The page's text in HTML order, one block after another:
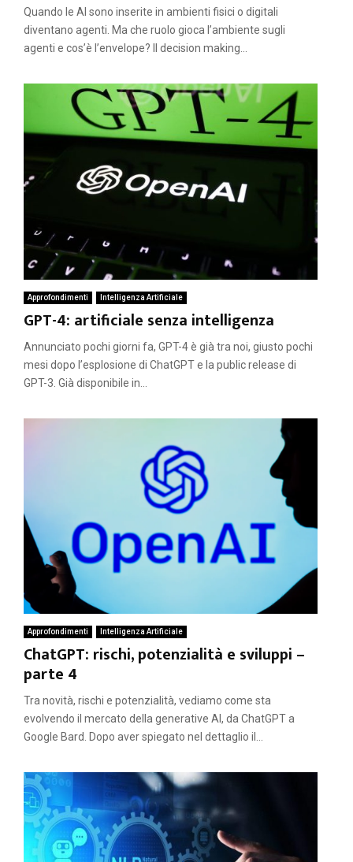
Quando le AI sono inserite in ambienti fisici o digitali
diventano agenti. Ma che ruolo gioca l’ambiente sugli
agenti e cos’è l’envelope? Il decision making...
Approfondimenti Intelligenza Artificiale
GPT-4: artificiale senza intelligenza
Annunciato pochi giorni fa, GPT-4 è già tra noi, giusto pochi
mesi dopo l’esplosione di ChatGPT e la public release di
GPT-3. Già disponibile in...
Approfondimenti Intelligenza Artificiale
ChatGPT: rischi, potenzialità e sviluppi –
parte 4
Tra novità, rischi e potenzialità, vediamo come sta
evolvendo il mercato della generative AI, da ChatGPT a
Google Bard. Dopo aver spiegato nel dettaglio il...